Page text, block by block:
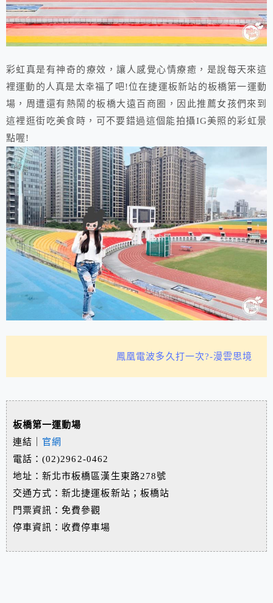
彩虹真是有神奇的療效，讓人感覺心情療癒，是說每天來這
裡運動的人真是太幸福了吧!位在捷運板新站的板橋第一運動
場，周遭還有熱鬧的板橋大遠百商圈，因此推薦女孩們來到
這裡逛街吃美食時，可不要錯過這個能拍攝IG美照的彩虹景
點喔!
鳳凰電波多久打一次?-漫雲思境
板橋第一運動場
連結｜ 官網
電話：(02)2962-0462
地址：新北市板橋區漢生東路278號
交通方式：新北捷運板新站；板橋站
門票資訊：免費參觀
停車資訊：收費停車場